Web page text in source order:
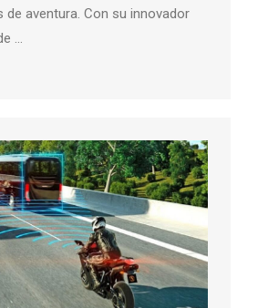
de aventura. Con su innovador
…